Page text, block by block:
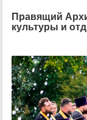
Правящий
культуры и